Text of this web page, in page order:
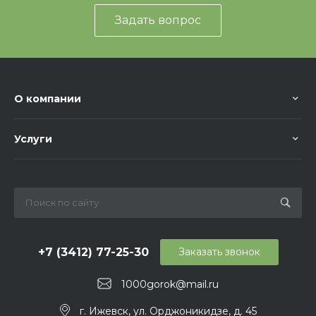
Основные габариты
Ширина: 1000 мм
Задать вопрос
О компании
Услуги
+7 (3412) 77-25-30
1000gorok@mail.ru
Заказать звонок
г. Ижевск, ул. Орджоникидзе, д. 45